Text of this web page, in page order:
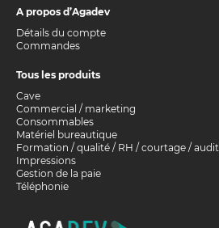
A propos d’Agadev
Détails du compte
Commandes
Tous les produits
Cave
Commercial / marketing
Consommables
Matériel bureautique
Formation / qualité / RH / courtage / audit
Impressions
Gestion de la paie
Téléphonie